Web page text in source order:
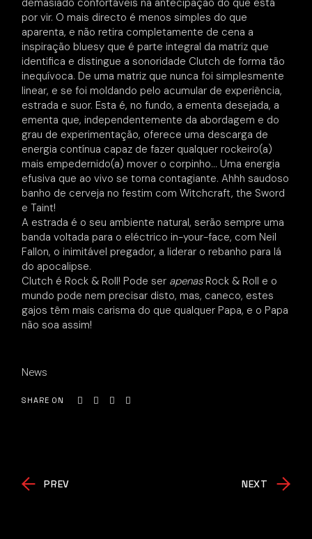
demasiado confortáveis na antecipação do que está
por vir. O mais directo é menos simples do que
aparenta, e não retira completamente de cena a
inspiração bluesy que é parte integral da matriz que
identifica e distingue a sonoridade Clutch de forma tão
inequívoca. De uma matriz que nunca foi simplesmente
linear, e se foi moldando pelo acumular de experiência,
estrada e suor. Esta é, no fundo, a ementa desejada, a
ementa que, independentemente da abordagem e do
grau de experimentação, oferece uma descarga de
energia contínua capaz de fazer qualquer rockeiro(a)
mais empedernido(a) mover o corpinho… Uma energia
efusiva que ao vivo se torna contagiante. Ahhh saudoso
banho de cerveja no festim com Witchcraft, the Sword
e Taint!
A estrada é o seu ambiente natural, serão sempre uma
banda voltada para o eléctrico in-your-face, com Neil
Fallon, o inimitável pregador, a liderar o rebanho para lá
do apocalipse.
Clutch é Rock & Roll! Pode ser apenasRock & Roll e o
mundo pode nem precisar disto, mas, caneco, estes
gajos têm mais carisma do que qualquer Papa, e o Papa
não soa assim!
News
SHARE ON
PREV NEXT